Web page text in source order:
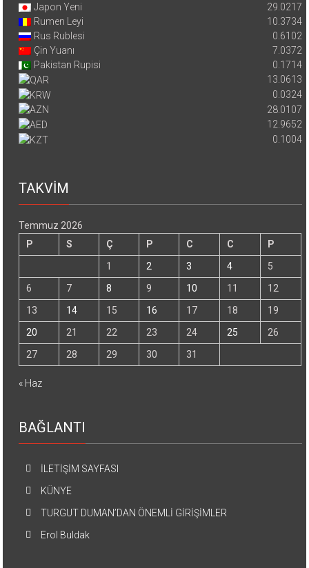
Japon Yeni
29.0217
Rumen Leyi
10.3734
Rus Rublesi
0.6102
Çin Yuanı
7.0372
Pakistan Rupisi
0.1714
13.0613
0.0324
28.0107
12.9652
0.1004
TAKVİM
Temmuz 2026
P
S Ç P C C
P
1
2 3 4
5
6
7 8 9 10 11
12
13
14 15 16 17 18
19
20
21 22 23 24 25
26
27
28 29 30 31
« Haz
BAĞLANTI
İLETİŞİM SAYFASI
KÜNYE
TURGUT DUMAN’DAN ÖNEMLİ GİRİŞİMLER
Erol Buldak